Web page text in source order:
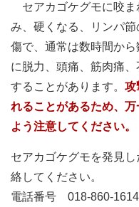
セアカゴケグモに咬ま
み、硬くなる、リンパ
傷で、通常は数時間か
に脱力、頭痛、筋肉痛
することがあります。 攻
れることがあるため、
よう注意してください。
セアカゴケグモを発見
絡してください。
電話番号 018-860-1614